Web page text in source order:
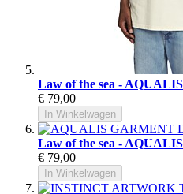
Law of the sea -
€ 79,00
In Winkelwagen
Law of the sea -
€ 79,00
In Winkelwagen